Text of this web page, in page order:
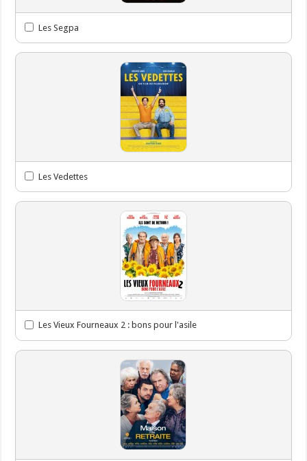
Les Segpa
Les Vedettes
Les Vieux Fourneaux 2 : bons pour l'asile